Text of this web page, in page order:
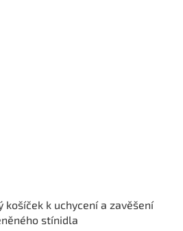
košíček k uchycení a zavěšení
stínidla